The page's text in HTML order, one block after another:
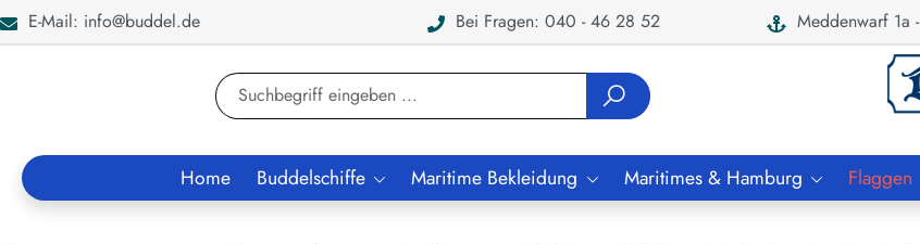
Zur Suche springen
E-Mail: info@buddel.de Bei Fragen: 040 - 46 28 52 Meddenwarf 1a
Home Buddelschiffe Maritime Bekleidung Maritimes & Hamburg Flaggen